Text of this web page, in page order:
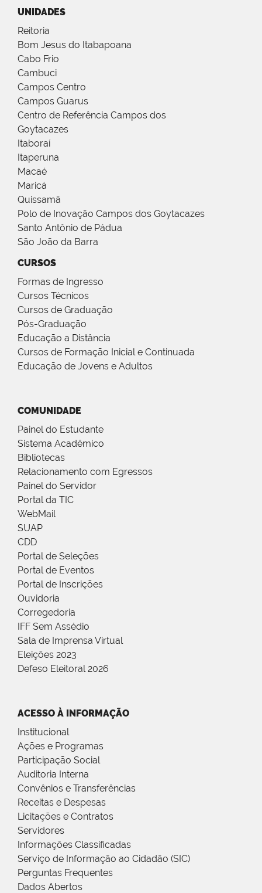
UNIDADES
Reitoria
Bom Jesus do Itabapoana
Cabo Frio
Cambuci
Campos Centro
Campos Guarus
Centro de Referência Campos dos
Goytacazes
Itaboraí
Itaperuna
Macaé
Maricá
Quissamã
Polo de Inovação Campos dos Goytacazes
Santo Antônio de Pádua
São João da Barra
CURSOS
Formas de Ingresso
Cursos Técnicos
Cursos de Graduação
Pós-Graduação
Educação a Distância
Cursos de Formação Inicial e Continuada
Educação de Jovens e Adultos
COMUNIDADE
Painel do Estudante
Sistema Acadêmico
Bibliotecas
Relacionamento com Egressos
Painel do Servidor
Portal da TIC
WebMail
SUAP
CDD
Portal de Seleções
Portal de Eventos
Portal de Inscrições
Ouvidoria
Corregedoria
IFF Sem Assédio
Sala de Imprensa Virtual
Eleições 2023
Defeso Eleitoral 2026
ACESSO À INFORMAÇÃO
Institucional
Ações e Programas
Participação Social
Auditoria Interna
Convênios e Transferências
Receitas e Despesas
Licitações e Contratos
Servidores
Informações Classificadas
Serviço de Informação ao Cidadão (SIC)
Perguntas Frequentes
Dados Abertos